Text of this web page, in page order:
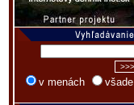
v menách všade